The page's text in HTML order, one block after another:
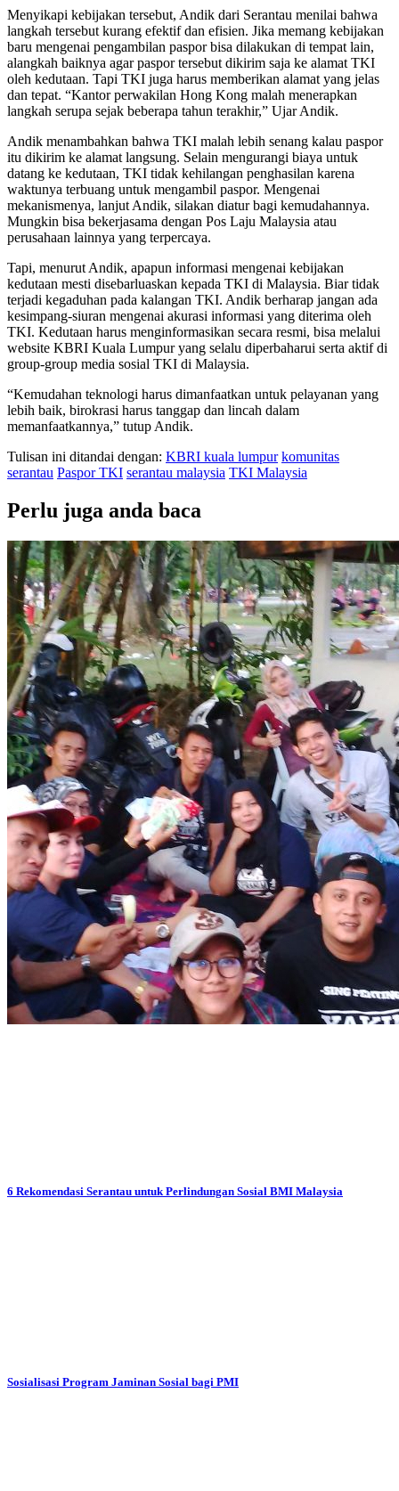
Menyikapi kebijakan tersebut, Andik dari Serantau menilai bahwa
langkah tersebut kurang efektif dan efisien. Jika memang kebijakan
baru mengenai pengambilan paspor bisa dilakukan di tempat lain,
alangkah baiknya agar paspor tersebut dikirim saja ke alamat TKI
oleh kedutaan. Tapi TKI juga harus memberikan alamat yang jelas
dan tepat. “Kantor perwakilan Hong Kong malah menerapkan
langkah serupa sejak beberapa tahun terakhir,” Ujar Andik.
Andik menambahkan bahwa TKI malah lebih senang kalau paspor
itu dikirim ke alamat langsung. Selain mengurangi biaya untuk
datang ke kedutaan, TKI tidak kehilangan penghasilan karena
waktunya terbuang untuk mengambil paspor. Mengenai
mekanismenya, lanjut Andik, silakan diatur bagi kemudahannya.
Mungkin bisa bekerjasama dengan Pos Laju Malaysia atau
perusahaan lainnya yang terpercaya.
Tapi, menurut Andik, apapun informasi mengenai kebijakan
kedutaan mesti disebarluaskan kepada TKI di Malaysia. Biar tidak
terjadi kegaduhan pada kalangan TKI. Andik berharap jangan ada
kesimpang-siuran mengenai akurasi informasi yang diterima oleh
TKI. Kedutaan harus menginformasikan secara resmi, bisa melalui
website KBRI Kuala Lumpur yang selalu diperbaharui serta aktif di
group-group media sosial TKI di Malaysia.
“Kemudahan teknologi harus dimanfaatkan untuk pelayanan yang
lebih baik, birokrasi harus tanggap dan lincah dalam
memanfaatkannya,” tutup Andik.
Tulisan ini ditandai dengan: KBRI kuala lumpur komunitas
serantau Paspor TKI serantau malaysia TKI Malaysia
Perlu juga anda baca
6 Rekomendasi Serantau untuk Perlindungan Sosial BMI Malaysia
Sosialisasi Program Jaminan Sosial bagi PMI